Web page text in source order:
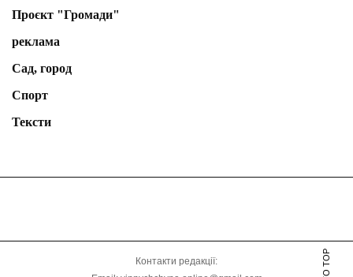
Проєкт "Громади"
реклама
Сад, город
Спорт
Тексти
Контакти редакції: